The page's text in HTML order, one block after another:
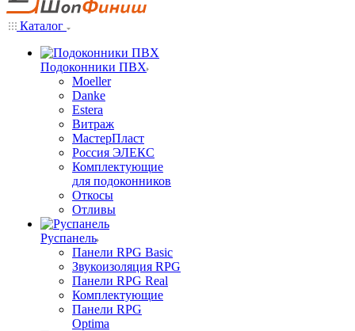
Каталог
Подоконники ПВХ
Moeller
Danke
Estera
Витраж
МастерПласт
Россия ЭЛЕКС
Комплектующие
для подоконников
Откосы
Отливы
Руспанель
Панели RPG Basic
Звукоизоляция RPG
Панели RPG Real
Комплектующие
Панели RPG
Optima